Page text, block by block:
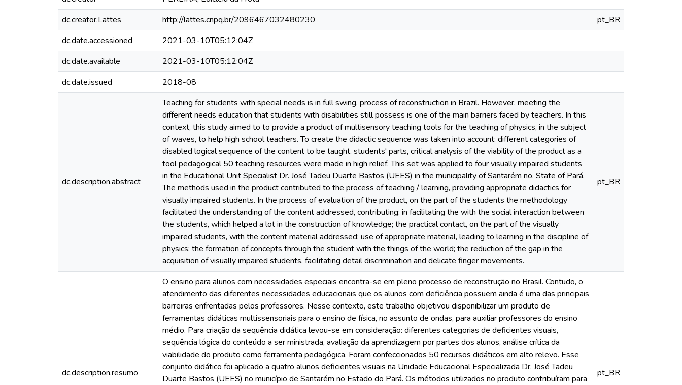
dc.creator.Lattes
http://lattes.cnpq.br/2096467032480230
pt_BR
dc.date.accessioned
2021-03-10T05:12:04Z
dc.date.available
2021-03-10T05:12:04Z
dc.date.issued
2018-08
dc.description.abstract
Teaching for students with special needs is in full swing. process of reconstruction in Brazil. However, meeting the
different needs education that students with disabilities still possess is one of the main barriers faced by teachers. In this
context, this study aimed to to provide a product of multisensory teaching tools for the teaching of physics, in the subject
of waves, to help high school teachers. To create the didactic sequence was taken into account: different categories of
disabled logical sequence of the content to be taught, students' parts, critical analysis of the viability of the product as a
tool pedagogical 50 teaching resources were made in high relief. This set was applied to four visually impaired students
in the Educational Unit Specialist Dr. José Tadeu Duarte Bastos (UEES) in the municipality of Santarém no. State of Pará.
The methods used in the product contributed to the process of teaching / learning, providing appropriate didactics for
visually impaired students. In the process of evaluation of the product, on the part of the students the methodology
facilitated the understanding of the content addressed, contributing: in facilitating the with the social interaction between
the students, which helped a lot in the construction of knowledge; the practical contact, on the part of the visually
impaired students, with the content material addressed; use of appropriate material, leading to learning in the discipline of
physics; the formation of concepts through the student with the things of the world; the reduction of the gap in the
acquisition of visually impaired students, facilitating detail discrimination and delicate finger movements.
pt_BR
dc.description.resumo
O ensino para alunos com necessidades especiais encontra-se em pleno processo de reconstrução no Brasil. Contudo, o
atendimento das diferentes necessidades educacionais que os alunos com deficiência possuem ainda é uma das principais
barreiras enfrentadas pelos professores. Nesse contexto, este trabalho objetivou disponibilizar um produto de
ferramentas didáticas multissensoriais para o ensino de física, no assunto de ondas, para auxiliar professores do ensino
médio. Para criação da sequência didática levou-se em consideração: diferentes categorias de deficientes visuais,
sequência lógica do conteúdo a ser ministrada, avaliação da aprendizagem por partes dos alunos, análise crítica da
viabilidade do produto como ferramenta pedagógica. Foram confeccionados 50 recursos didáticos em alto relevo. Esse
conjunto didático foi aplicado a quatro alunos deficientes visuais na Unidade Educacional Especializada Dr. José Tadeu
Duarte Bastos (UEES) no município de Santarém no Estado do Pará. Os métodos utilizados no produto contribuíram para
pt_BR